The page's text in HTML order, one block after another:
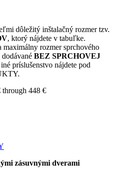
dôležitý inštalačný rozmer tzv.
, ktorý nájdete v tabuľke.
rozmer sprchového
BEZ SPRCHOVEJ
príslušenstvo nájdete pod
through 448 €
zásuvnými dverami